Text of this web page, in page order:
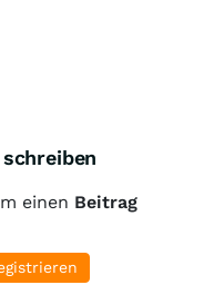
einen Beitrag